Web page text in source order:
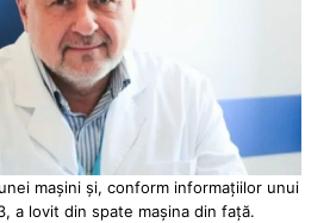
mașini și, conform informațiilor unui
a lovit din spate mașina din față.